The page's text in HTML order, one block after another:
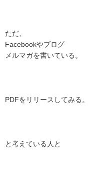
ただ、
Facebookやブログ
メルマガを書いている。
PDFをリリースしてみる。
と考えている人と